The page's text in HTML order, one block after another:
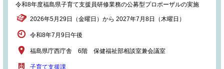
令和8年度福島県子育て支援員研修業務の公募型プロポーザルの実施
2026年5月29日（金曜日）から 2027年7月8日（木曜日）
令和8年7月9日午後
福島県庁西庁舎 6階 保健福祉部相談室兼会議室
子育て支援課